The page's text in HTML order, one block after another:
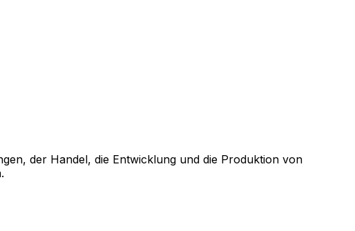
der Handel, die Entwicklung und die Produktion von